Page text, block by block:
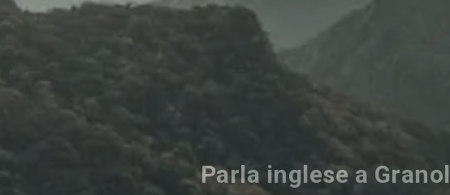
Parla inglese a